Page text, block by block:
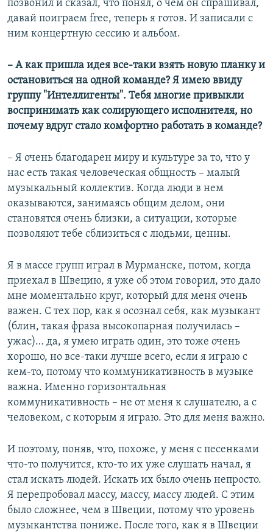
позвонил и сказал, что понял, о чем он спрашивал,
давай поиграем free, теперь я готов. И записали с
ним концертную сессию и альбом.
– А как пришла идея все-таки взять новую планку и
остановиться на одной команде? Я имею ввиду
группу "Интеллигенты". Тебя многие привыкли
воспринимать как солирующего исполнителя, но
почему вдруг стало комфортно работать в команде?
– Я очень благодарен миру и культуре за то, что у
нас есть такая человеческая общность – малый
музыкальный коллектив. Когда люди в нем
оказываются, занимаясь общим делом, они
становятся очень близки, а ситуации, которые
позволяют тебе сблизиться с людьми, ценны.
Я в массе групп играл в Мурманске, потом, когда
приехал в Швецию, я уже об этом говорил, это дало
мне моментально круг, который для меня очень
важен. С тех пор, как я осознал себя, как музыкант
(блин, такая фраза высокопарная получилась –
ужас)… да, я умею играть один, это тоже очень
хорошо, но все-таки лучше всего, если я играю с
кем-то, потому что коммуникативность в музыке
важна. Именно горизонтальная
коммуникативность – не от меня к слушателю, а с
человеком, с которым я играю. Это для меня важно.
И поэтому, поняв, что, похоже, у меня с песенками
что-то получится, кто-то их уже слушать начал, я
стал искать людей. Искать их было очень непросто.
Я перепробовал массу, массу, массу людей. С этим
было сложнее, чем в Швеции, потому что уровень
музыкантства пониже. После того, как я в Швеции